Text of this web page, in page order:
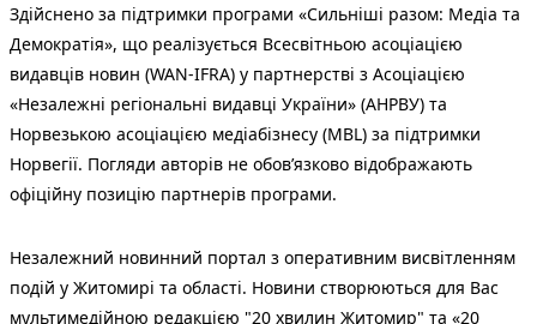
Здійснено за підтримки програми «Сильніші разом: Медіа та
Демократія», що реалізується Всесвітньою асоціацією
видавців новин (WAN-IFRA) у партнерстві з Асоціацією
«Незалежні регіональні видавці України» (АНРВУ) та
Норвезькою асоціацією медіабізнесу (MBL) за підтримки
Норвегії. Погляди авторів не обов’язково відображають
офіційну позицію партнерів програми.
Незалежний новинний портал з оперативним висвітленням
подій у Житомирі та області. Новини створюються для Вас
мультимедійною редакцією "20 хвилин Житомир" та «20